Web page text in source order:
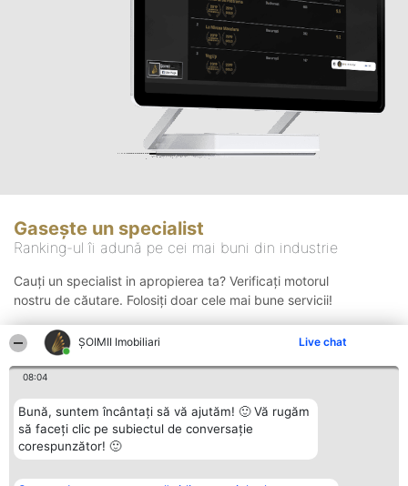
ȘOIMII Imobiliari Live chat
08:04
Bună, suntem încântați să vă ajutăm! 🙂 Vă rugăm
să faceți clic pe subiectul de conversație
corespunzător! 🙂
Gasește un specialist
Ranking-ul îi adună pe cei mai buni din industrie
Cauți un specialist in apropierea ta? Verificați motorul
nostru de căutare. Folosiți doar cele mai bune servicii!